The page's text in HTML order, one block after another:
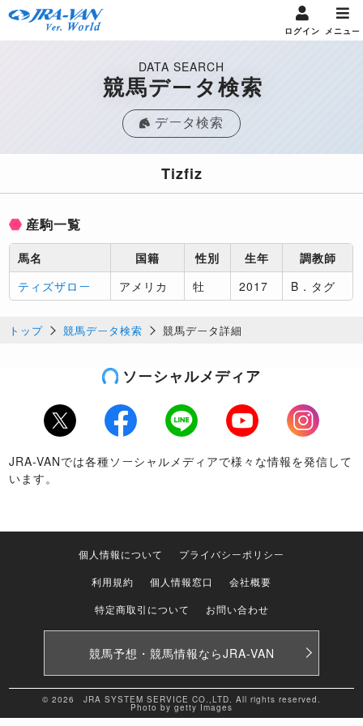
ログイン メニュー
DATA SEARCH
競馬データ検索
データ検索
Tizfiz
産駒一覧
馬名 国籍 性別 生年
調教師
ティズザロー
アメリカ 牡 2017 B．タグ
トップ 競馬データ検索 競馬データ詳細
ソーシャルメディア
Twitter Facebook LINE Youtube
Instagram
JRA-VANでは各種ソーシャルメディアで様々な情報を発信して
います。
個人情報について
プライバシーポリシー
利用規約
個人情報窓口
会社概要
特定商取引について
お問い合わせ
競馬予想・競馬情報ならJRA-VAN
© 2026 JRA SYSTEM SERVICE CO.,LTD. All rights reserved.
Photo by getty Images